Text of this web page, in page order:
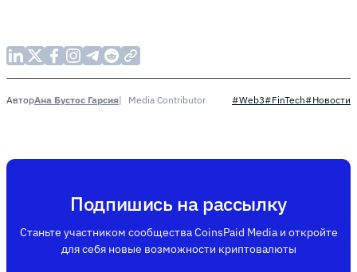
АвторАна Бустос Гарсия Media Contributor #Web3#FinTech#Новости
Подпишись на рассылку
Станьте участником сообщества CoinsPaid Media и откройте
для себя новые возможности криптовалюты